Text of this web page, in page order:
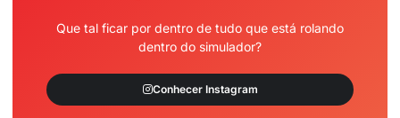
Que tal ficar por dentro de tudo que está rolando
dentro do simulador?
Conhecer Instagram